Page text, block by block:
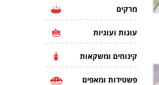
מרקים
עוגות ועוגיות
קינוחים ומשקאות
פשטידות ומאפים